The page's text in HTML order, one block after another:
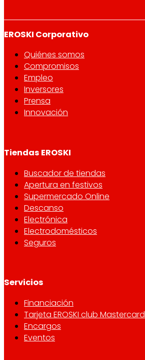
EROSKI Corporativo
Quiénes somos
Compromisos
Empleo
Inversores
Prensa
Innovación
Tiendas EROSKI
Buscador de tiendas
Apertura en festivos
Supermercado Online
Descanso
Electrónica
Electrodomésticos
Seguros
Servicios
Financiación
Tarjeta EROSKI club Mastercard
Encargos
Eventos